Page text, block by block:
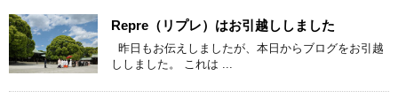
Repre（リプレ）はお引越ししました
昨日もお伝えしましたが、本日からブログをお引越
ししました。 これは ...